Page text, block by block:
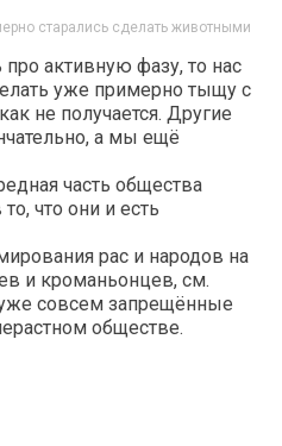
старались сделать животными
активную фазу, то нас
уже примерно тыщу с
не получается. Другие
а мы ещё
часть общества
что они и есть
рас и народов на
и кроманьонцев, см.
совсем запрещённые
обществе.